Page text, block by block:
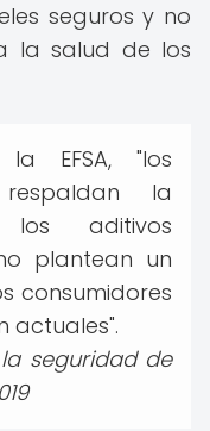
seguros y no
la salud de los
EFSA, "los
la
aditivos
plantean un
consumidores
actuales".
seguridad de